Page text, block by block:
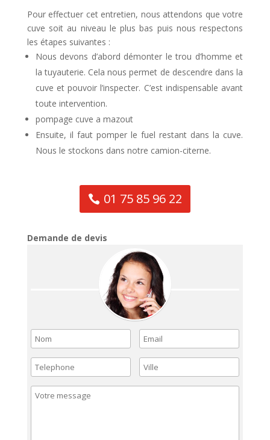
Pour effectuer cet entretien, nous attendons que votre
cuve soit au niveau le plus bas puis nous respectons
les étapes suivantes :
Nous devons d’abord démonter le trou d’homme et
la tuyauterie. Cela nous permet de descendre dans la
cuve et pouvoir l’inspecter. C’est indispensable avant
toute intervention.
pompage cuve a mazout
Ensuite, il faut pomper le fuel restant dans la cuve.
Nous le stockons dans notre camion-citerne.
01 75 85 96 22
Demande de devis